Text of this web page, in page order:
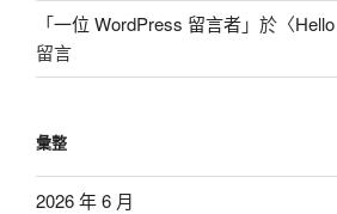
「一位 WordPress 留言者」於〈
留言
彙整
2026 年 6 月